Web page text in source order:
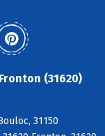
(31620)
31150